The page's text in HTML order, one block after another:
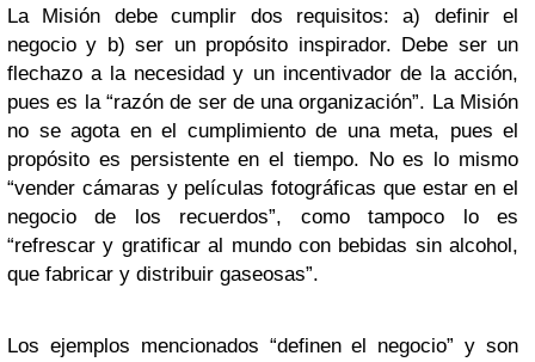
La Misión debe cumplir dos requisitos: a) definir el
negocio y b) ser un propósito inspirador. Debe ser un
flechazo a la necesidad y un incentivador de la acción,
pues es la “razón de ser de una organización”. La Misión
no se agota en el cumplimiento de una meta, pues el
propósito es persistente en el tiempo. No es lo mismo
“vender cámaras y películas fotográficas que estar en el
negocio de los recuerdos”, como tampoco lo es
“refrescar y gratificar al mundo con bebidas sin alcohol,
que fabricar y distribuir gaseosas”.
Los ejemplos mencionados “definen el negocio” y son